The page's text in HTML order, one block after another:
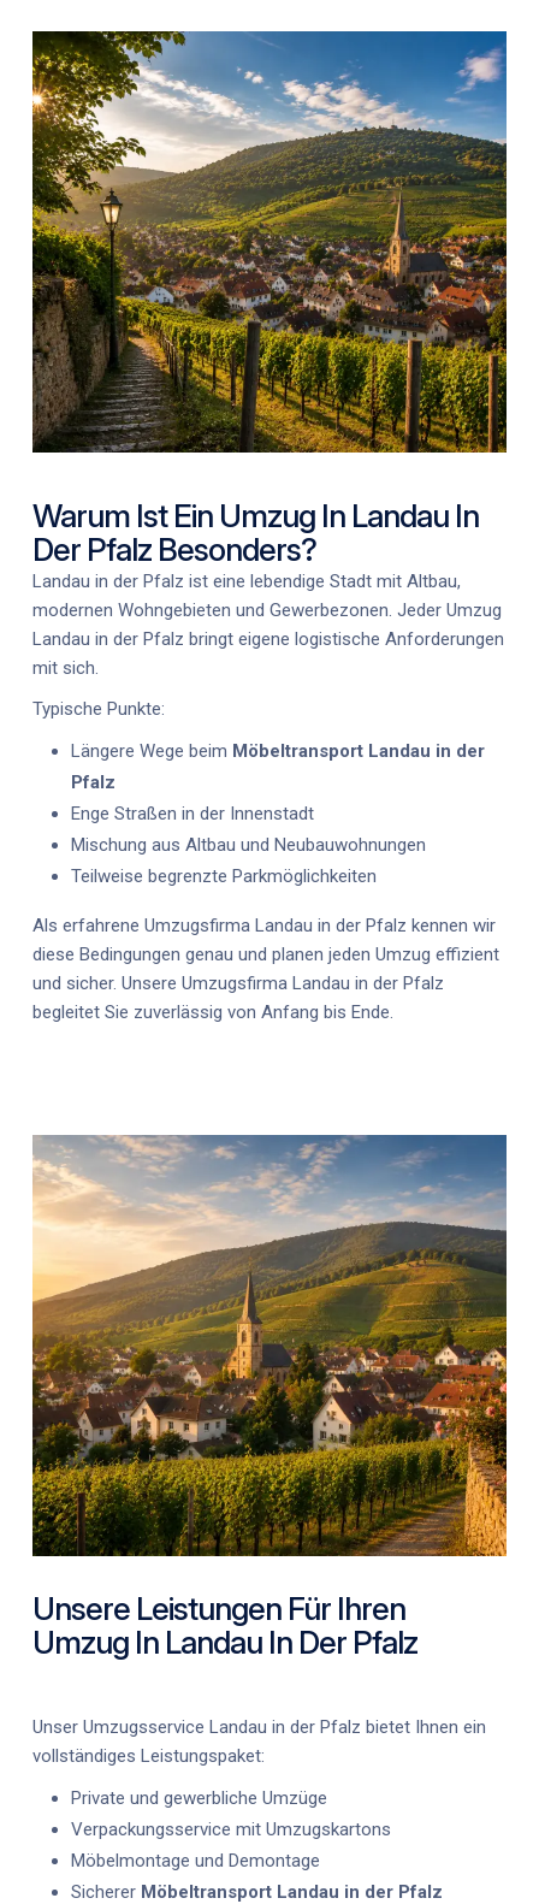
Warum Ist Ein Umzug In Landau In
Der Pfalz Besonders?
Landau in der Pfalz ist eine lebendige Stadt mit Altbau,
modernen Wohngebieten und Gewerbezonen. Jeder Umzug
Landau in der Pfalz bringt eigene logistische Anforderungen
mit sich.
Typische Punkte:
Längere Wege beim Möbeltransport Landau in der
Pfalz
Enge Straßen in der Innenstadt
Mischung aus Altbau und Neubauwohnungen
Teilweise begrenzte Parkmöglichkeiten
Als erfahrene Umzugsfirma Landau in der Pfalz kennen wir
diese Bedingungen genau und planen jeden Umzug effizient
und sicher. Unsere Umzugsfirma Landau in der Pfalz
begleitet Sie zuverlässig von Anfang bis Ende.
Unsere Leistungen Für Ihren
Umzug In Landau In Der Pfalz
Unser Umzugsservice Landau in der Pfalz bietet Ihnen ein
vollständiges Leistungspaket:
Private und gewerbliche Umzüge
Verpackungsservice mit Umzugskartons
Möbelmontage und Demontage
Sicherer Möbeltransport Landau in der Pfalz